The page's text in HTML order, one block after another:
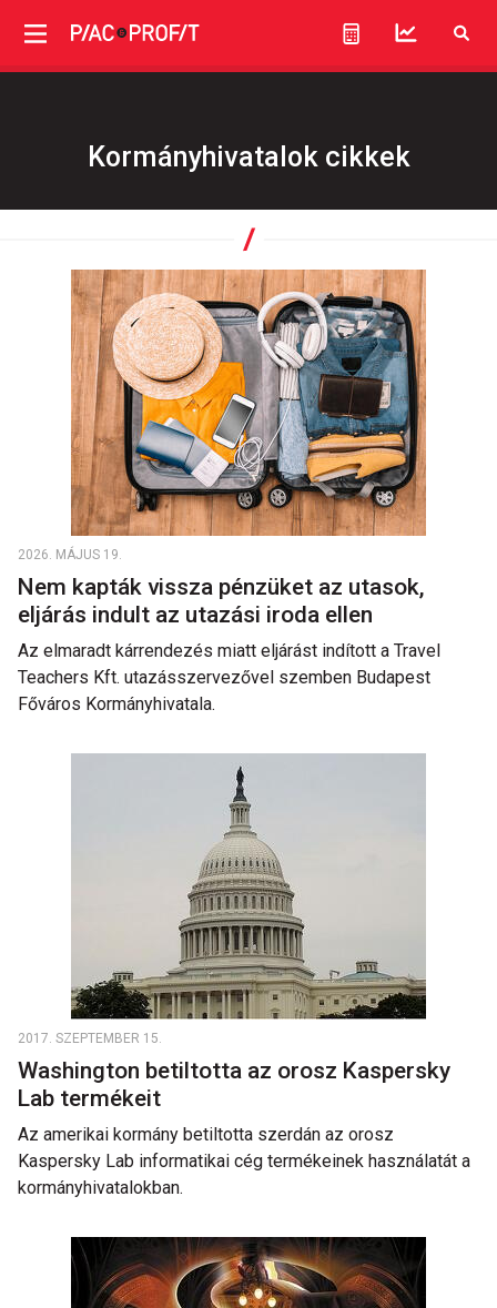
Kormányhivatalok cikkek
2026. MÁJUS 19.
Nem kapták vissza pénzüket az utasok,
eljárás indult az utazási iroda ellen
Az elmaradt kárrendezés miatt eljárást indított a Travel
Teachers Kft. utazásszervezővel szemben Budapest
Főváros Kormányhivatala.
2017. SZEPTEMBER 15.
Washington betiltotta az orosz Kaspersky
Lab termékeit
Az amerikai kormány betiltotta szerdán az orosz
Kaspersky Lab informatikai cég termékeinek használatát a
kormányhivatalokban.